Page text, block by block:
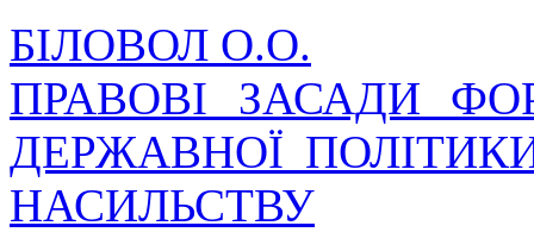
БІЛОВОЛ О.О.
ПРАВОВІ ЗАСАДИ
ДЕРЖАВНОЇ
НАСИЛЬСТВУ